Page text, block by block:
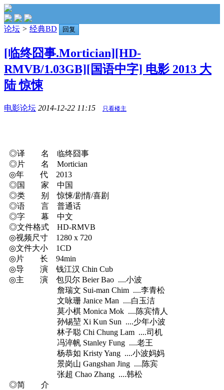
论坛 > 经典BD 回复
[临终囧事.Mortician][HD-
RMVB/1.03GB][国语中字] 电影 2013 大
陆 惊悚
电影论坛 2014-12-22 11:15 只看楼主
◎译 名 临终囧事
◎片 名 Mortician
◎年 代 2013
◎国 家 中国
◎类 别 惊悚/剧情/喜剧
◎语 言 普通话
◎字 幕 中文
◎文件格式 HD-RMVB
◎视频尺寸 1280 x 720
◎文件大小 1CD
◎片 长 94min
◎导 演 钱江汉 Chin Cub
◎主 演 包贝尔 Beier Bao ....小波
詹瑞文 Sui-man Chim ....李青松
文咏珊 Janice Man ....白玉洁
莫小棋 Monica Mok ....陈宾情人
孙锡堃 Xi Kun Sun ....少年小波
林子聪 Chi Chung Lam ....司机
冯淬帆 Stanley Fung ....老王
杨恭如 Kristy Yang ....小波妈妈
景岗山 Gangshan Jing ....陈宾
张超 Chao Zhang ....韩松
◎简 介